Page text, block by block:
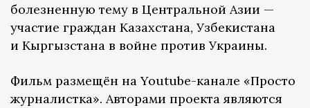
болезненную тему в Центральной Азии —
участие граждан Казахстана, Узбекистана
и Кыргызстана в войне против Украины.
Фильм размещён на Youtube-канале «Просто
журналистка». Авторами проекта являются